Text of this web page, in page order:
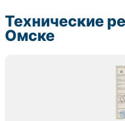
Технические
Омске